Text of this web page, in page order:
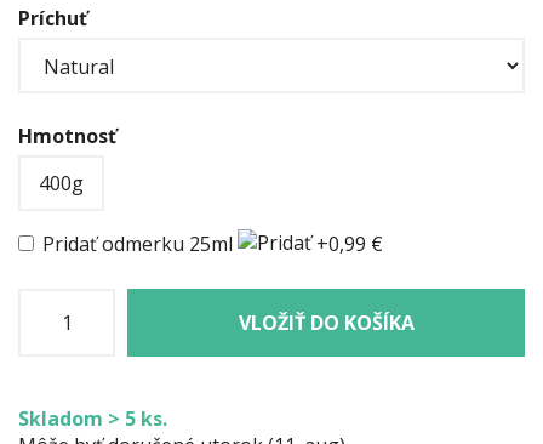
Príchuť
Hmotnosť
400g
Pridať odmerku 25ml +0,99 €
VLOŽIŤ DO KOŠÍKA
Skladom > 5 ks.